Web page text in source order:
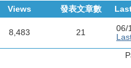
Views 發表文章數
8,483 21
06/